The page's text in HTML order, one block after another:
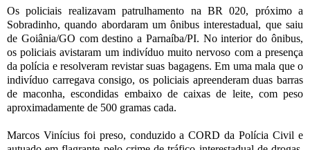
Os policiais realizavam patrulhamento na BR 020, próximo a
Sobradinho, quando abordaram um ônibus interestadual, que saiu
de Goiânia/GO com destino a Parnaíba/PI. No interior do ônibus,
os policiais avistaram um indivíduo muito nervoso com a presença
da polícia e resolveram revistar suas bagagens. Em uma mala que o
indivíduo carregava consigo, os policiais apreenderam duas barras
de maconha, escondidas embaixo de caixas de leite, com peso
aproximadamente de 500 gramas cada.
Marcos Vinícius foi preso, conduzido a CORD da Polícia Civil e